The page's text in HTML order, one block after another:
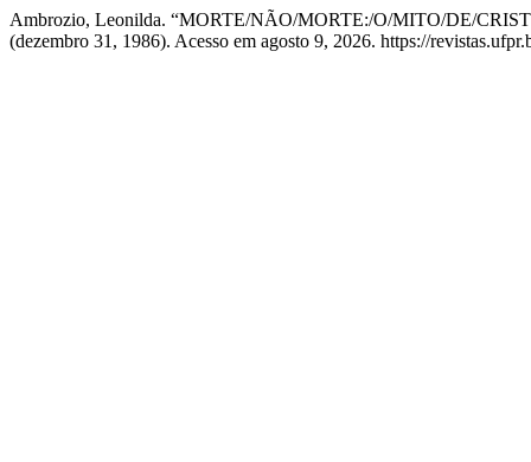
Ambrozio, Leonilda. “MORTE/NÃO/MORTE:/O/MITO/DE/
(dezembro 31, 1986). Acesso em agosto 9, 2026. https://